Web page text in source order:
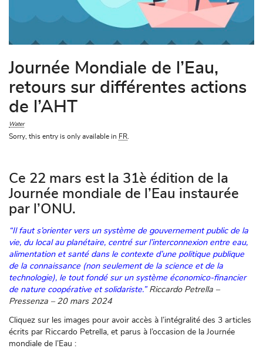
Journée Mondiale de l’Eau,
retours sur différentes actions
de l’AHT
Water
Sorry, this entry is only available in FR
Ce 22 mars est la 31è édition de la
Journée mondiale de l’Eau instaurée
par l’ONU.
“Il faut s’orienter vers un système de gouvernement public de la
vie, du local au planétaire, centré sur l’interconnexion entre eau,
alimentation et santé dans le contexte d’une politique publique
de la connaissance (non seulement de la science et de la
technologie), le tout fondé sur un système économico-financier
de nature coopérative et solidariste.”Riccardo Petrella –
Pressenza – 20 mars 2024
Cliquez sur les images pour avoir accès à l’intégralité des 3 articles
écrits par Riccardo Petrella, et parus à l’occasion de la Journée
mondiale de l’Eau :